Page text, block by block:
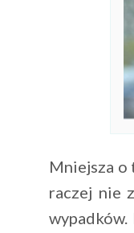
Mniejsza o
raczej nie